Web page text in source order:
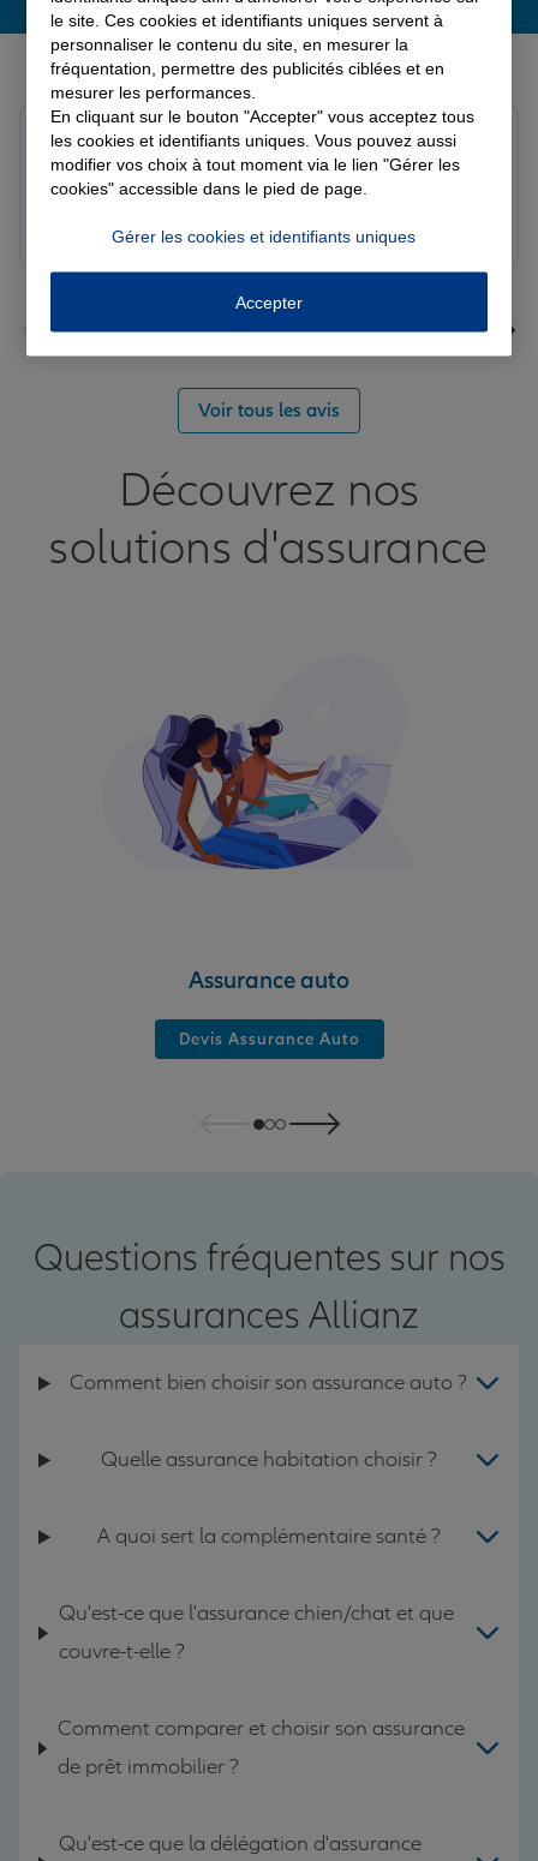
Derniers avis de nos agences Allianz
Note de 5 sur 5
Le 05/08/2026 - Agence FORT DE FRANCE
Yori A.
Voir tous les avis
Découvrez nos
solutions d'assurance
Assurance auto
Devis Assurance Auto
Questions fréquentes sur nos
assurances Allianz
Comment bien choisir son assurance auto ?
Quelle assurance habitation choisir ?
A quoi sert la complémentaire santé ?
Qu'est-ce que l'assurance chien/chat et que
couvre-t-elle ?
Comment comparer et choisir son assurance
de prêt immobilier ?
Qu'est-ce que la délégation d'assurance
le site. Ces cookies et identifiants uniques servent à
personnaliser le contenu du site, en mesurer la
fréquentation, permettre des publicités ciblées et en
mesurer les performances.
En cliquant sur le bouton "Accepter" vous acceptez tous
les cookies et identifiants uniques. Vous pouvez aussi
modifier vos choix à tout moment via le lien "Gérer les
cookies" accessible dans le pied de page.
Gérer les cookies et identifiants uniques
Accepter